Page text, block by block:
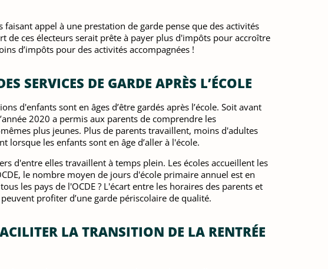
appel à une prestation de garde pense que des activités
de ces électeurs serait prête à payer plus d'impôts pour accroître
d’impôts pour des activités accompagnées !
SERVICES DE GARDE APRÈS L’ÉCOLE
d'enfants sont en âges d’être gardés après l’école. Soit avant
2020 a permis aux parents de comprendre les
plus jeunes. Plus de parents travaillent, moins d'adultes
les enfants sont en âge d’aller à l'école.
d'entre elles travaillent à temps plein. Les écoles accueillent les
le nombre moyen de jours d'école primaire annuel est en
les pays de l'OCDE ? L'écart entre les horaires des parents et
profiter d’une garde périscolaire de qualité.
LA TRANSITION DE LA RENTRÉE